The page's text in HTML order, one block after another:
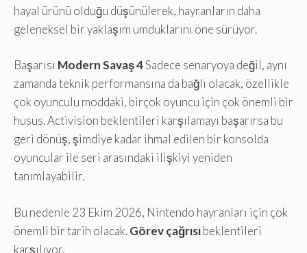
hayal ürünü olduğu düşünülerek, hayranların daha
geleneksel bir yaklaşım umduklarını öne sürüyor.
Başarısı Modern Savaş 4Sadece senaryoya değil, aynı
zamanda teknik performansına da bağlı olacak, özellikle
çok oyunculu moddaki, birçok oyuncu için çok önemli bir
husus. Activision beklentileri karşılamayı başarırsa bu
geri dönüş, şimdiye kadar ihmal edilen bir konsolda
oyuncular ile seri arasındaki ilişkiyi yeniden
tanımlayabilir.
Bu nedenle 23 Ekim 2026, Nintendo hayranları için çok
önemli bir tarih olacak.Görev çağrısıbeklentileri
karşılıyor.